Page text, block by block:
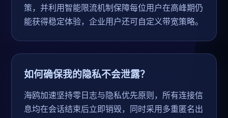
策，并利用智能限流机制保障每位用户在高峰期仍
能获得稳定体验，企业用户还可自定义带宽策略。
如何确保我的隐私不会泄露？
海鸥加速坚持零日志与隐私优先原则，所有连接信
息均在会话结束后立即销毁，同时采用多重匿名出